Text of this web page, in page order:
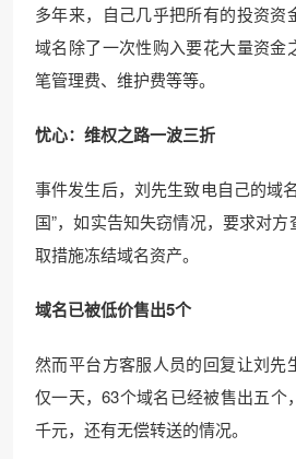
多年来，自己几乎把所有的投资资
域名除了一次性购入要花大量资金
笔管理费、维护费等等。
忧心：维权之路一波三折
事件发生后，刘先生致电自己的域
国”，如实告知失窃情况，要求对
取措施冻结域名资产。
域名已被低价售出5个
然而平台方客服人员的回复让刘先
仅一天，63个域名已经被售出五个
千元，还有无偿转送的情况。